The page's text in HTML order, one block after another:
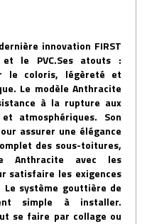
innovation FIRST
le PVC.Ses atouts :
le coloris, légèreté et
Le modèle Anthracite
à la rupture aux
atmosphériques. Son
assurer une élégance
des sous-toitures,
Anthracite avec les
satisfaire les exigences
système gouttière de
simple à installer.
se faire par collage ou